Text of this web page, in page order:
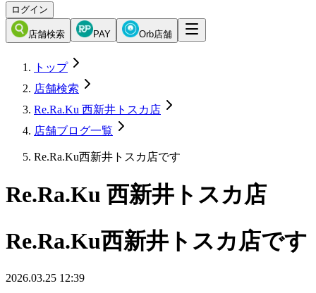
ログイン
店舗検索 PAY Orb店舗
トップ
店舗検索
Re.Ra.Ku 西新井トスカ店
店舗ブログ一覧
Re.Ra.Ku西新井トスカ店です
Re.Ra.Ku 西新井トスカ店
Re.Ra.Ku西新井トスカ店です
2026.03.25 12:39